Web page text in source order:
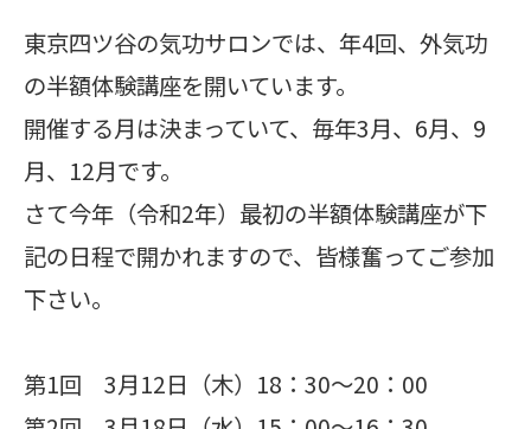
東京四ツ谷の気功サロンでは、年4回、外気功
の半額体験講座を開いています。
開催する月は決まっていて、毎年3月、6月、9
月、12月です。
さて今年（令和2年）最初の半額体験講座が下
記の日程で開かれますので、皆様奮ってご参加
下さい。
第1回 3月12日（木）18：30～20：00